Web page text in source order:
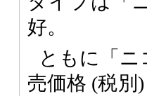
好。
ともに「ニ
売価格 (税別